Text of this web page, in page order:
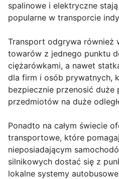
spalinowe i elektryczne
popularne w transporcie
Transport odgrywa również
towarów z jednego punktu
ciężarówkami, a nawet
dla firm i osób prywatnych,
bezpiecznie przenosić duże
przedmiotów na duże
Ponadto na całym świecie
transportowe, które
nieposiadającym
silnikowych dostać się z
lokalne systemy